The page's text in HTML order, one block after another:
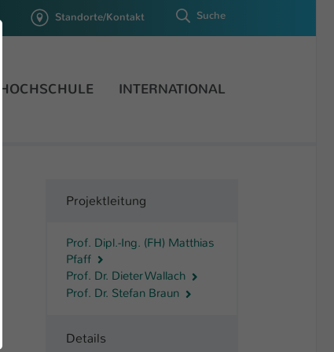
Standorte/Kontakt Suche
HOCHSCHULE INTERNATIONAL
Projektleitung
Prof. Dipl.-Ing. (FH) Matthias
Pfaff
Prof. Dr. Dieter Wallach
Prof. Dr. Stefan Braun
Details